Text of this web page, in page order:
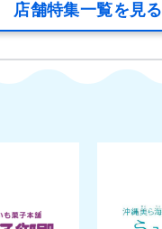
店舗特集一覧を見る